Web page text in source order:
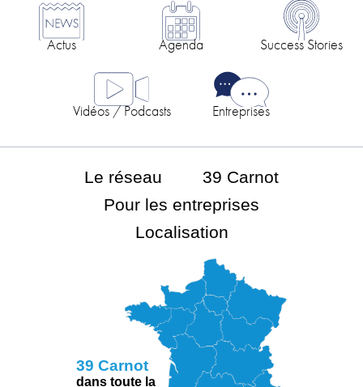
Actus Agenda Success Stories
Vidéos / Podcasts Entreprises
Le réseau
39 Carnot
Pour les entreprises
Localisation
39 Carnot
dans toute la